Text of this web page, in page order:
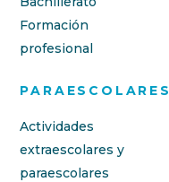
Formación
profesional
PARAESCOLARES
Actividades
extraescolares y
paraescolares